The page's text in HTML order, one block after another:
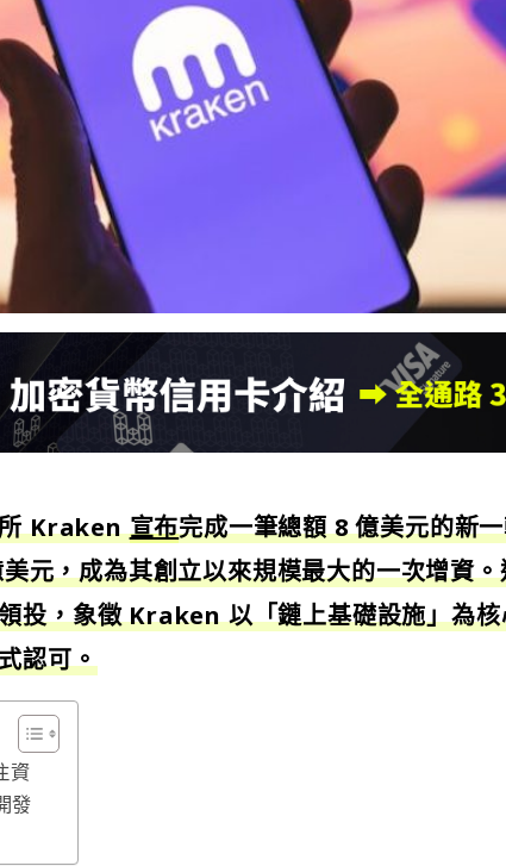
所 Kraken宣布完成一筆總額 8 億美元的新
元，成為其創立以來規模最大的一次增資
投，象徵 Kraken 以「鏈上基礎設施」為
認可。
資
發